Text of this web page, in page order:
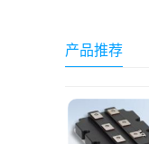
产品推荐